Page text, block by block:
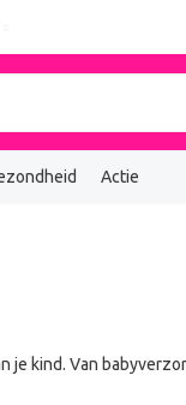
vandaag verzonden
Actie
je kind. Van